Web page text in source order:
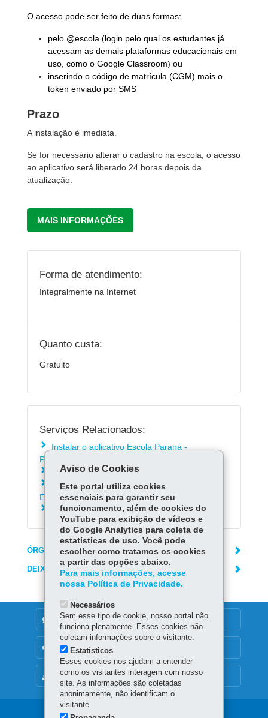
O acesso pode ser feito de duas formas:
pelo @escola (login pelo qual os estudantes já
acessam as demais plataformas educacionais em
uso, como o Google Classroom) ou
inserindo o código de matrícula (CGM) mais o
token enviado por SMS
Prazo
A instalação é imediata.
Se for necessário alterar o cadastro na escola, o acesso
ao aplicativo será liberado 24 horas depois da
atualização.
MAIS INFORMAÇÕES
Forma de atendimento:
Integralmente na Internet
Quanto custa:
Gratuito
Serviços Relacionados:
Instalar o aplicativo Escola Paraná -
Professores
Acessar o Aula Paraná
Consultar Profissionais da Rede Estadual de
Ensino
Consultar Documentação Escolar
ÓRGÃO RESPONSÁVEL
DEIXE SUA OPINIÃO
MAPA DO SITE
DENUNCIE CORRUPÇÃO
OUVIDORIA
Aviso de Cookies
Este portal utiliza cookies
essenciais para garantir seu
funcionamento, além de cookies do
YouTube para exibição de vídeos e
do Google Analytics para coleta de
estatísticas de uso. Você pode
escolher como tratamos os cookies
a partir das opções abaixo.
Para mais informações, acesse
nossa Política de Privacidade.
Necessários
Sem esse tipo de cookie, nosso portal não
funciona plenamente. Esses cookies não
coletam informações sobre o visitante.
Estatísticos
Esses cookies nos ajudam a entender
como os visitantes interagem com nosso
site. As informações são coletadas
anonimamente, não identificam o
visitante.